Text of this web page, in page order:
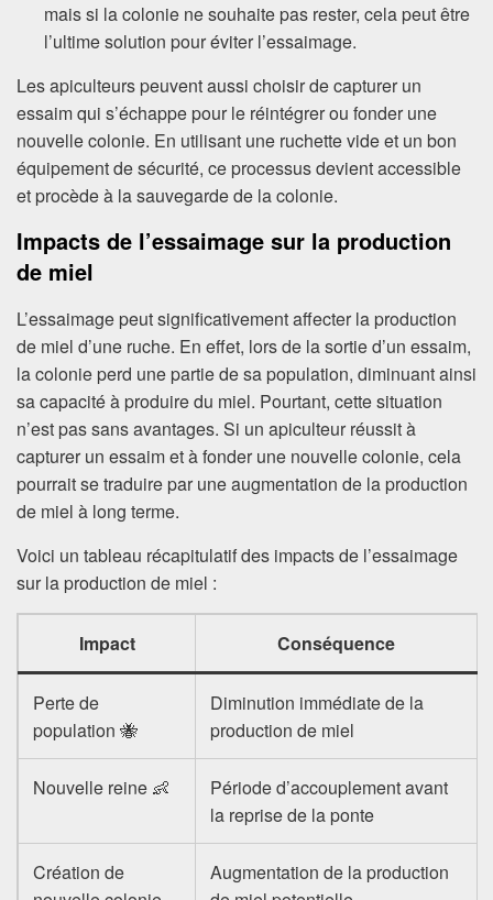
mais si la colonie ne souhaite pas rester, cela peut être
l’ultime solution pour éviter l’essaimage.
Les apiculteurs peuvent aussi choisir de capturer un
essaim qui s’échappe pour le réintégrer ou fonder une
nouvelle colonie. En utilisant une ruchette vide et un bon
équipement de sécurité, ce processus devient accessible
et procède à la sauvegarde de la colonie.
Impacts de l’essaimage sur la production
de miel
L’essaimage peut significativement affecter la production
de miel d’une ruche. En effet, lors de la sortie d’un essaim,
la colonie perd une partie de sa population, diminuant ainsi
sa capacité à produire du miel. Pourtant, cette situation
n’est pas sans avantages. Si un apiculteur réussit à
capturer un essaim et à fonder une nouvelle colonie, cela
pourrait se traduire par une augmentation de la production
de miel à long terme.
Voici un tableau récapitulatif des impacts de l’essaimage
sur la production de miel :
Impact Conséquence
Perte de
population 🐝
Diminution immédiate de la
production de miel
Nouvelle reine 👶
Période d’accouplement avant
la reprise de la ponte
Création de
Augmentation de la production